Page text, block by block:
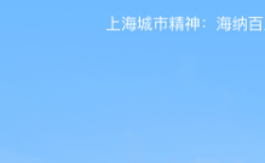
无障碍操作说明 跳转到网站导航区